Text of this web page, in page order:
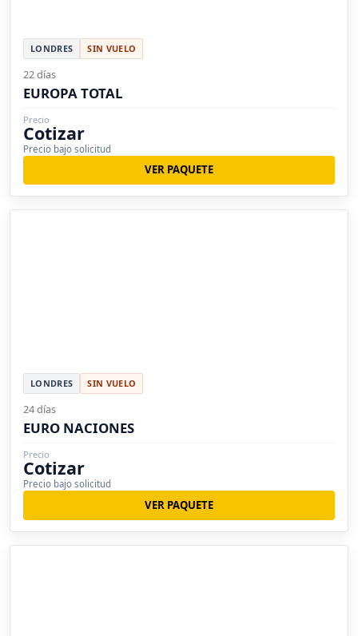
LONDRES SIN VUELO
22 días
EUROPA TOTAL
Precio
Cotizar
Precio bajo solicitud
VER PAQUETE
LONDRES SIN VUELO
24 días
EURO NACIONES
Precio
Cotizar
Precio bajo solicitud
VER PAQUETE